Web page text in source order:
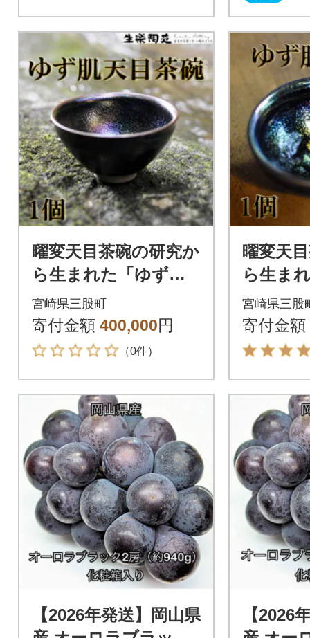
曜変天目茶碗の研究か
ら生まれた「ゆず肌
天目茶碗」【C-110
4】
宮崎県三股町
寄付金額 400,000円
（0件）
曜変天
ら生ま
天目盃
宮崎県三股
寄付金額
【2026年発送】岡山県
【2026